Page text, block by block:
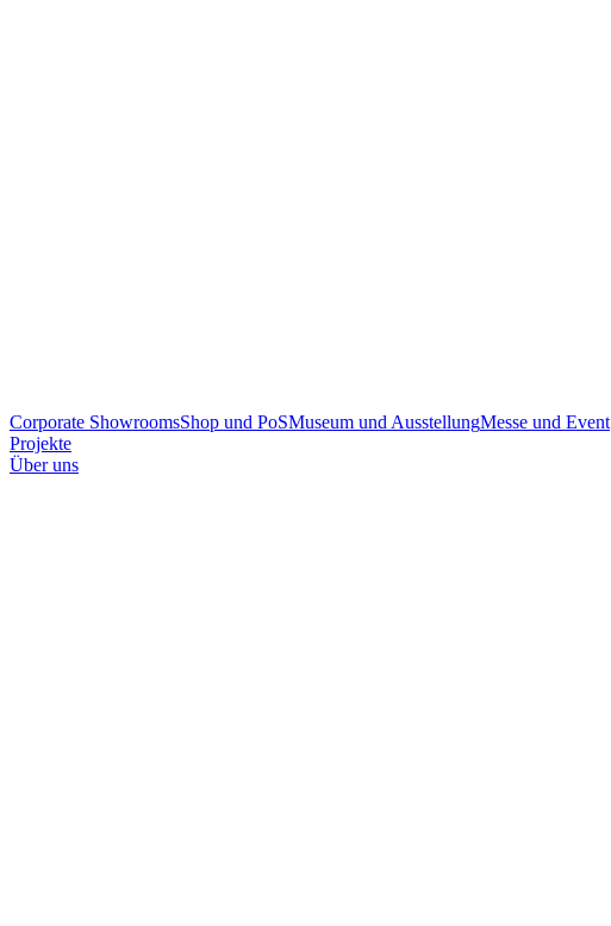
Corporate ShowroomsShop und PoSMuseum und AusstellungMesse und Event
Projekte
Über uns